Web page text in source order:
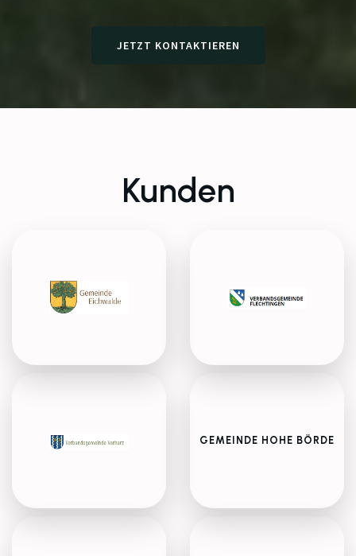
JETZT KONTAKTIEREN
Kunden
GEMEINDE HOHE BÖRDE